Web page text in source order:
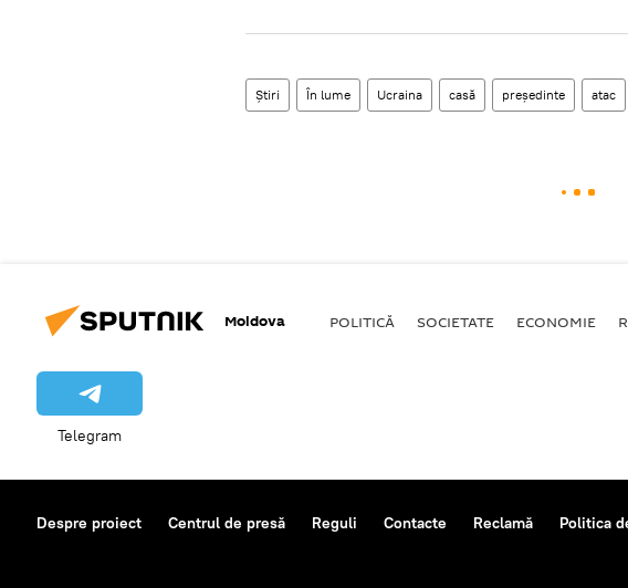
Știri În lume Ucraina casă președinte atac
Moldova POLITICĂ SOCIETATE ECONOMIE
Telegram
Despre proiect Centrul de presă Reguli Contacte Reclamă Politica